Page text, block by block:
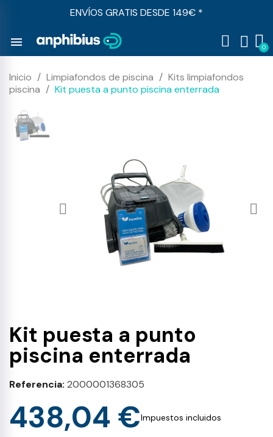
ENVÍOS GRATIS DESDE 149€ *
menu
Inicio Limpiafondos de piscina
Kits limpiafondos
piscina
Kit puesta a punto piscina enterrada
Kit puesta a punto
piscina enterrada
Referencia 2000001368305
438,04 €Impuestos incluidos